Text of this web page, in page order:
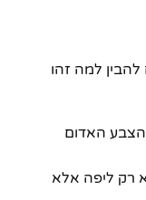
למה זהו
הצבע האדום
רק ליפה אלא